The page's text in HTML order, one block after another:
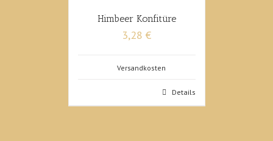
Himbeer Konfitüre
3,28 €
Versandkosten
Details